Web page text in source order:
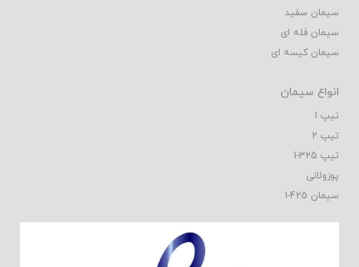
سیمان سفید
سیمان فله ای
سیمان کیسه ای
انواع سیمان
تیپ 1
تیپ 2
تیپ 325-1
پوزولانی
سیمان 425-1